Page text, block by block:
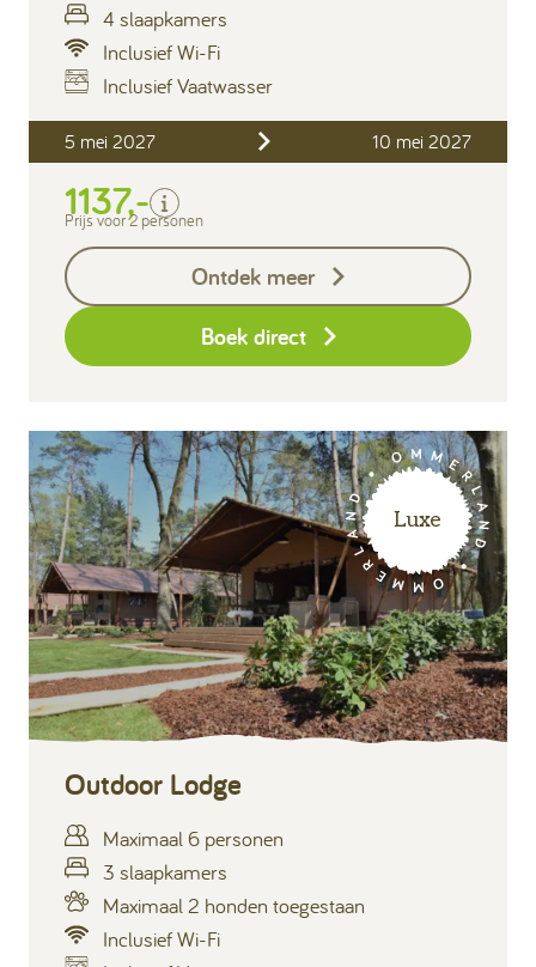
4 slaapkamers
Inclusief Wi-Fi
Inclusief Vaatwasser
5 mei 2027 10 mei 2027
1137,-
Inclusief
Verblijfskosten
Keukendoekenpakket
Eindschoonmaak
Prijs voor 2 personen
Ontdek meer
Boek direct
Luxe
Outdoor Lodge
Maximaal 6 personen
3 slaapkamers
Maximaal 2 honden toegestaan
Inclusief Wi-Fi